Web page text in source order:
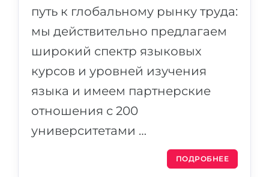
путь к глобальному рынку труда:
мы действительно предлагаем
широкий спектр языковых
курсов и уровней изучения
языка и имеем партнерские
отношения с 200
университетами …
ПОДРОБНЕЕ